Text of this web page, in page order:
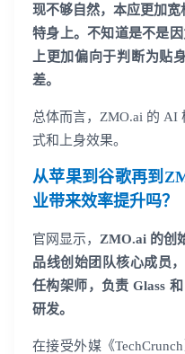
现不够自然，本应更加
特身上。不知道是不是
上更加偏向于判断为贴
差。
总体而言，ZMO.ai 的 AI
式和上身效果。
从苹果到谷歌再到
业带来效率提升吗？
官网显示， ZMO.ai 的创
品线创始团队核心成员
任构架师，负责 Glass
研发。
在接受外媒《